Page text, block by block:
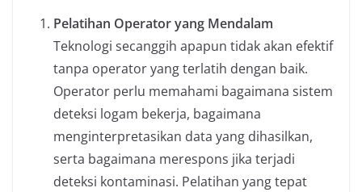
Pelatihan Operator yang Mendalam
Teknologi secanggih apapun tidak akan efektif
tanpa operator yang terlatih dengan baik.
Operator perlu memahami bagaimana sistem
deteksi logam bekerja, bagaimana
menginterpretasikan data yang dihasilkan,
serta bagaimana merespons jika terjadi
deteksi kontaminasi. Pelatihan yang tepat